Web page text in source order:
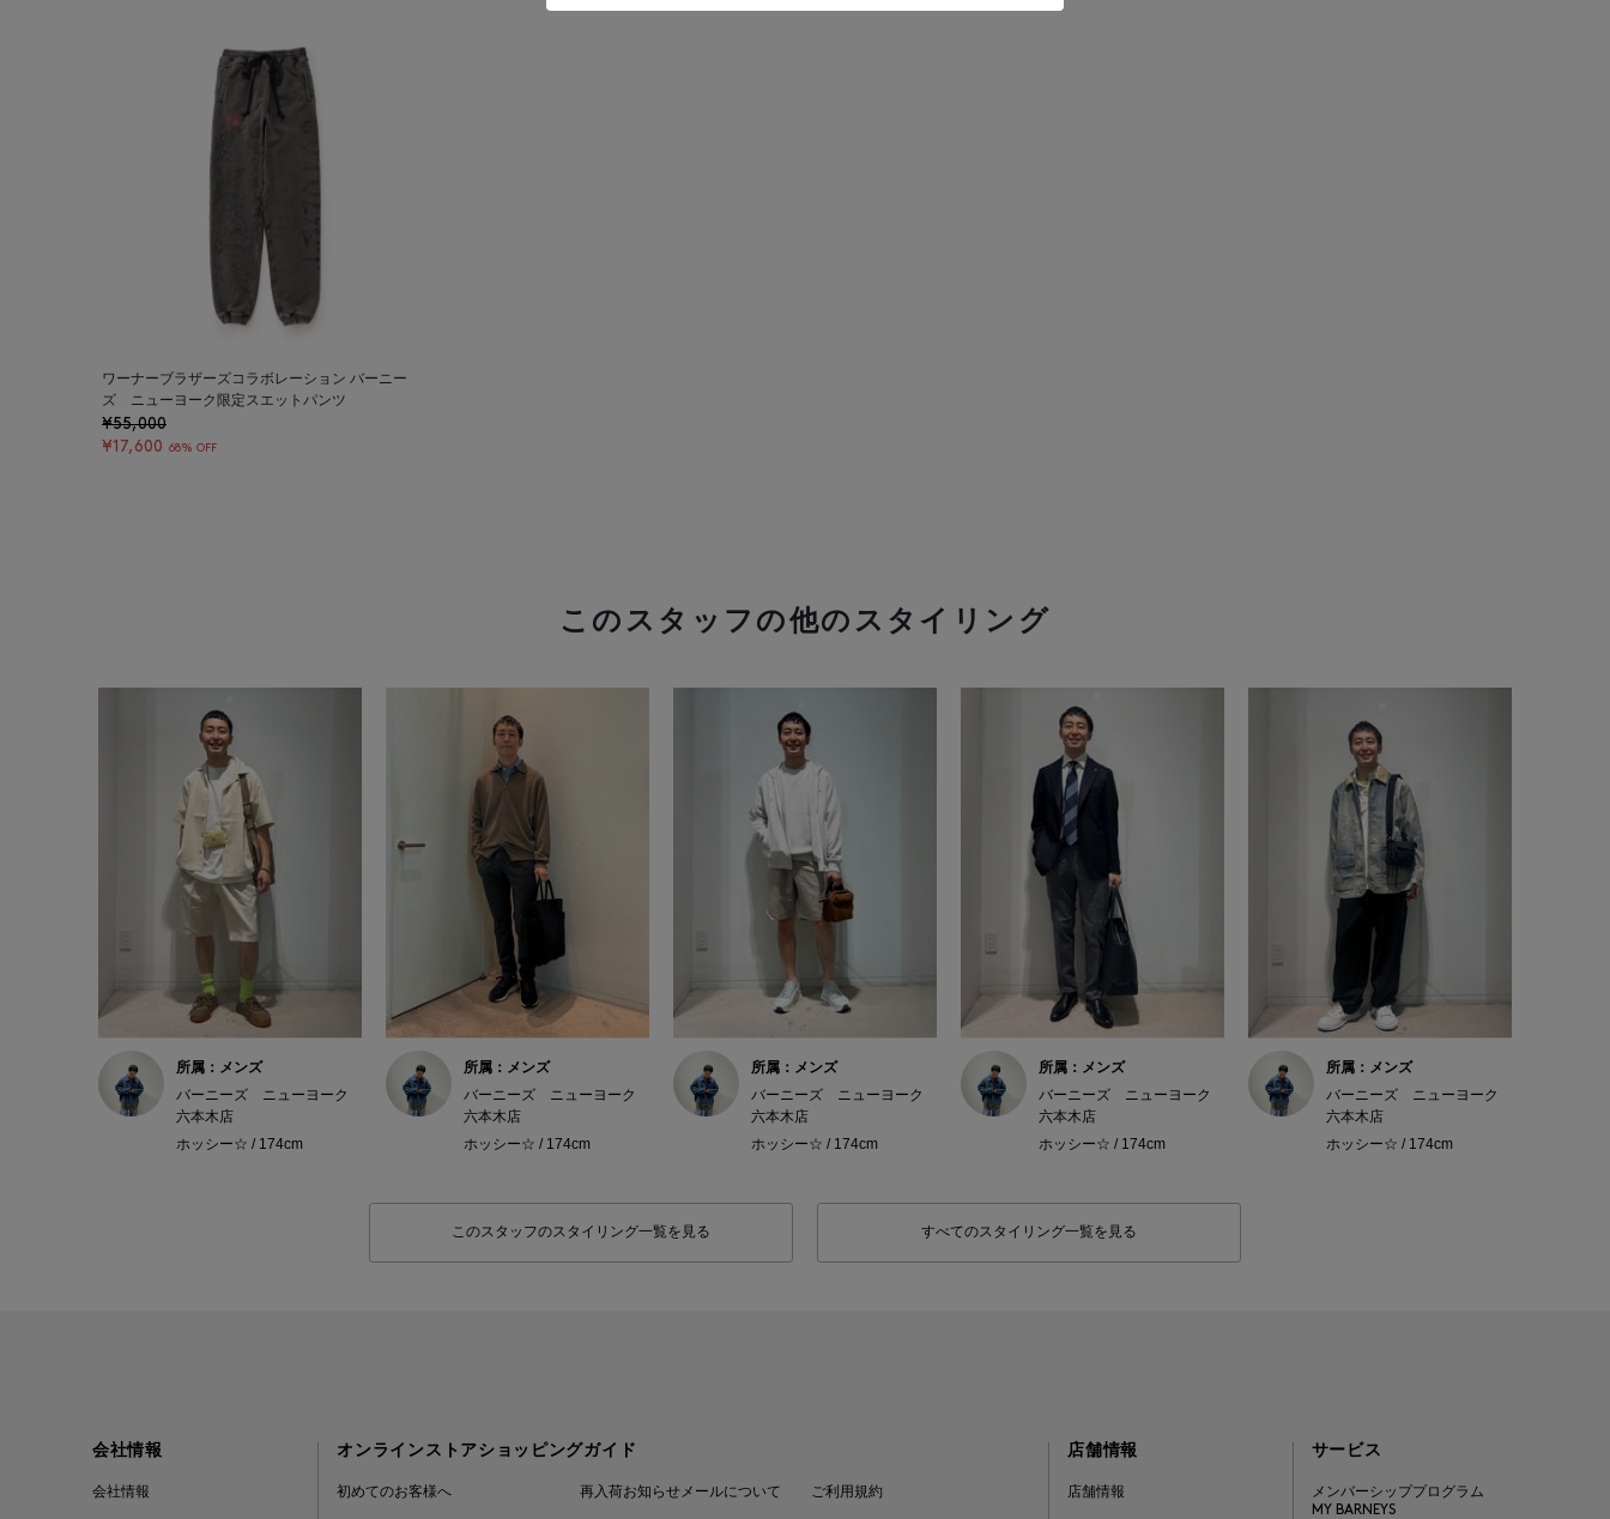
ワーナーブラザーズコラボレーション バーニー
ズ ニューヨーク限定スエットパンツ
¥55,000
¥17,600 68% OFF
このスタッフの他のスタイリング
所属：メンズ
バーニーズ ニューヨーク
六本木店
ホッシー☆ / 174cm
所属：メンズ
バーニーズ ニューヨーク
六本木店
ホッシー☆ / 174cm
所属：メンズ
バーニーズ ニューヨーク
六本木店
ホッシー☆ / 174cm
所属：メンズ
バーニーズ ニューヨーク
六本木店
ホッシー☆ / 174cm
所属：メンズ
バーニーズ ニューヨーク
六本木店
ホッシー☆ / 174cm
このスタッフのスタイリング一覧を見る すべてのスタイリング一覧を見る
会社情報
会社情報
オンラインストアショッピングガイド
初めてのお客様へ 再入荷お知らせメールについて ご利用規約
店舗情報
店舗情報
サービス
メンバーシッププログラム
MY BARNEYS